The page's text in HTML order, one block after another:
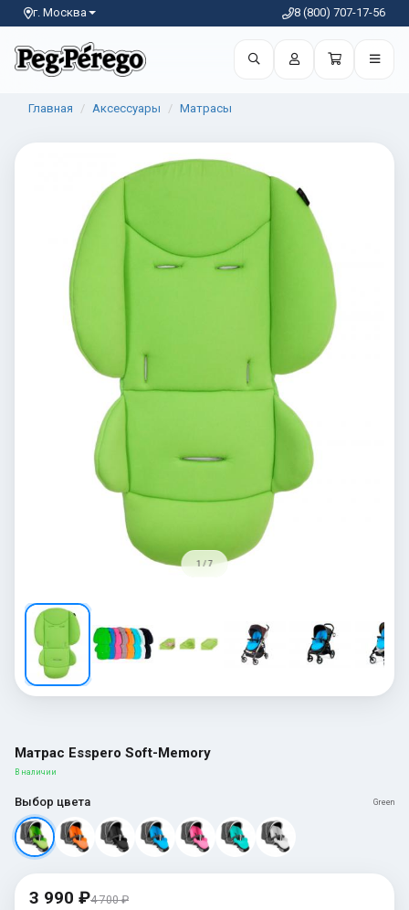
г. Москва 8 (800) 707-17-56
Главная Аксессуары Матрасы
1 / 7
Матрас Esspero Soft-Memory
В наличии
Выбор цвета Green
3 990 ₽4 700 ₽